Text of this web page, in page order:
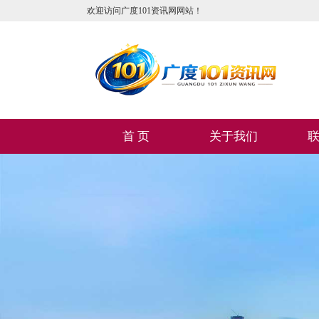
欢迎访问广度101资讯网网站！
首 页 关于我们